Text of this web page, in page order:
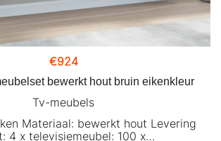
€924
bewerkt hout bruin eikenkleur
Tv-meubels
Materiaal: bewerkt hout Levering
4 x televisiemeubel: 100 x…